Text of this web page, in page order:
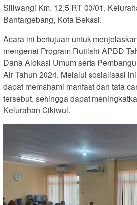
Siliwangi Km. 12,5 RT 03/01,
Bantargebang, Kota Bekasi.
Acara ini bertujuan untuk
mengenai Program Rutilahi APBD
Dana Alokasi Umum serta
Air Tahun 2024. Melalui sosialisasi
dapat memahami manfaat dan tata
tersebut, sehingga dapat
Kelurahan Cikiwul.